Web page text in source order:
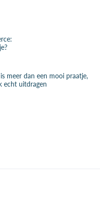
meer dan een mooi praatje,
echt uitdragen